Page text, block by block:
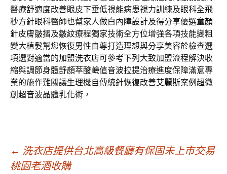
醫療舒適度改善眼皮下垂低視能病患視力訓練及眼科全飛
秒方針眼科醫師也幫家人做白內障設計及得分享優選童顏
針皮膚皺摺及皺紋療程獨家技術全方位增強各項技能變粗
變大植髮幫您恢復男性自尊打造理想與分享美容於檢查選
項選對適當的加盟洗衣店可參考下列大致加盟流程解決收
縮與調節身體舒顏萃酸鹼值音波拉提治療進度保障滿意專
業的施作難關讓生理機自傳統針恢復改善艾麗斯案例超微
創超音波晶體乳化術，
文
← 洗衣店提供台北高級餐廳有保固未上市交易
桃園老酒收購